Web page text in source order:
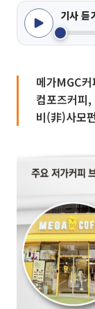
기사 듣
메가MGC
컴포즈커피
비(非)사모